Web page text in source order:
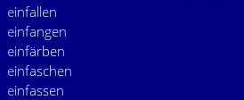
einfallen
einfangen
einfärben
einfaschen
einfassen